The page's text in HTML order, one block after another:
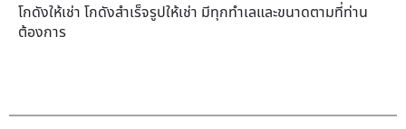
โกดังให้เช่า โกดังสำเร็จรูปให้เช่า มีทุกทำเล​และขนาดตามที่ท่าน
ต้องการ